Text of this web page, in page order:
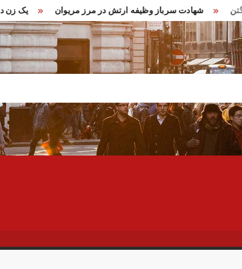
شهادت سرباز وظیفه ارتش در مرز مریوان در واشنگتن